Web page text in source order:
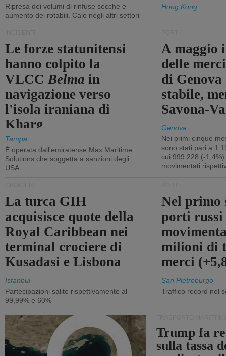
Ripresa dei volumi di rinfuse secche e
aumento dei rotabili. Calo negli altri settori
Hong Kong
Le forze statunitensi
hanno colpito la
VLCCBelma in
navigazione verso
l'isola iraniana di
Kharg
Tampa
È operata dall'emiratense Max Maritime
Solutions che soggetta a sanzioni degli
USA
A maggio
delle
di
stabile,
Savona-
Genova
Nei primi cinque
sono stati pari a
cui 999.228 (-
movimentati
La turca GIH
acquisisce quote della
Royal Caribbean nei
terminal crociere di
Kusadasi e Lisbona
Istanbul
Partecipazioni salite rispettivamente al
99,99% e 60%
Nel primo
porti russi
milioni di
merci
San Pietroburgo
Traffico record nel
Trump fa
sulla tassa